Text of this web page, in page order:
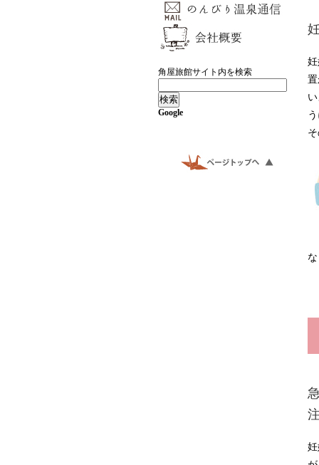
角屋旅館サイト内を検索
Google